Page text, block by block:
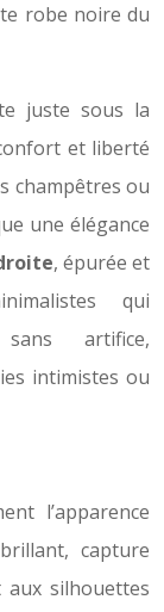
robe noire du
juste sous la
et liberté
champêtres ou
une élégance
, épurée et
qui
artifice,
intimistes ou
l’apparence
capture
aux silhouettes